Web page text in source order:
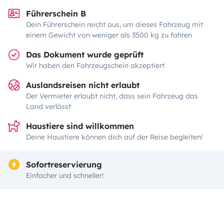
Führerschein B
Dein Führerschein reicht aus, um dieses Fahrzeug mit
einem Gewicht von weniger als 3500 kg zu fahren
Das Dokument wurde geprüft
Wir haben den Fahrzeugschein akzeptiert
Auslandsreisen nicht erlaubt
Der Vermieter erlaubt nicht, dass sein Fahrzeug das
Land verlässt
Haustiere sind willkommen
Deine Haustiere können dich auf der Reise begleiten!
Sofortreservierung
Einfacher und schneller!